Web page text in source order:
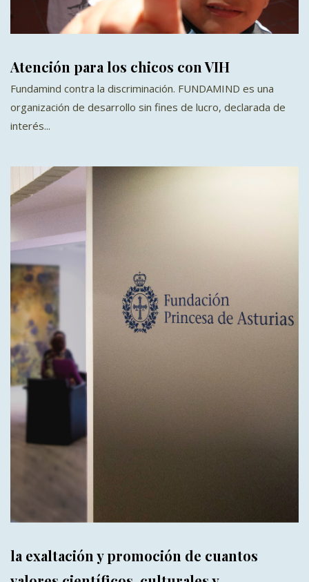
Atención para los chicos con VIH
Fundamind contra la discriminación. FUNDAMIND es una
organización de desarrollo sin fines de lucro, declarada de
interés...
la exaltación y promoción de cuantos